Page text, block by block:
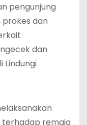
pengunjung
prokes dan
dan
Lindungi
remaja